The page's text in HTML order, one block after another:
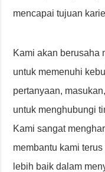
mencapai tujuan
Kami akan berusaha
untuk memenuhi
pertanyaan,
untuk menghubungi
Kami sangat
membantu kami
lebih baik dalam